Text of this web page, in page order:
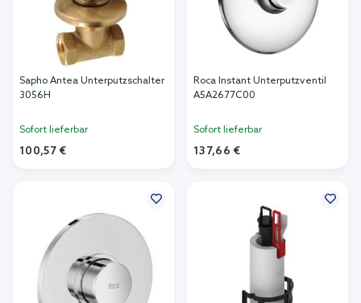
Sapho Antea Unterputzschalter
3056H
Sofort lieferbar
100,57 €
Roca Instant Unterputzventil
A5A2677C00
Sofort lieferbar
137,66 €